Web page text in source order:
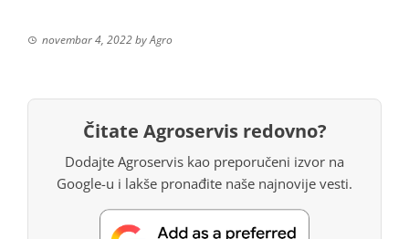
novembar 4, 2022byAgro
Čitate Agroservis redovno?
Dodajte Agroservis kao preporučeni izvor na
Google-u i lakše pronađite naše najnovije vesti.